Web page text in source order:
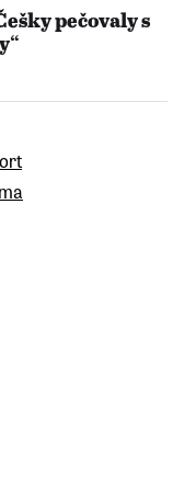
pečovaly s